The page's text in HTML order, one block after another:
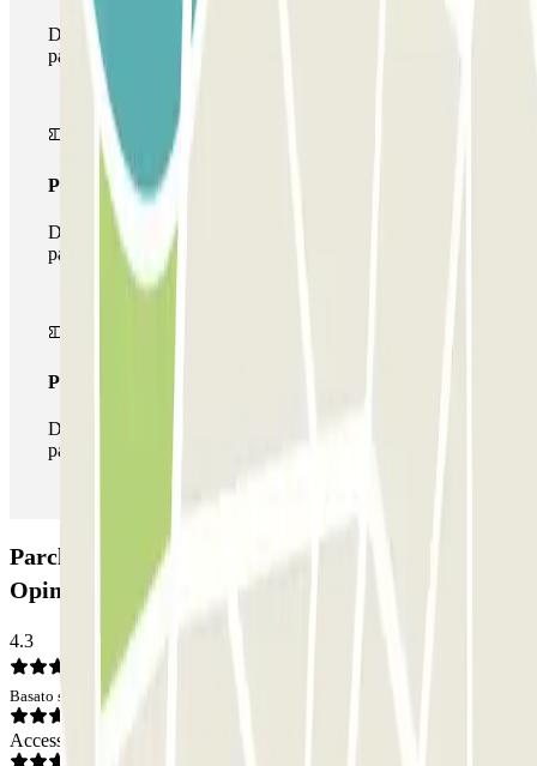
Durante il tuo soggiorno potrai entrare e uscire dal
parcheggio una sola volta
Pass multiparking
Durante il tuo soggiorno potrai usufruire dell'intera rete di
parcheggi disponibili su Parclick.
Pass illlimitato
Durante il tuo soggiorno potrai entrare e uscire dal
parcheggio tutte le volte che vorrai.
Parcheggio Quick Novoli San Donato Firenze:
Opinioni
4.3
Basato su 72 opinioni
Accesso